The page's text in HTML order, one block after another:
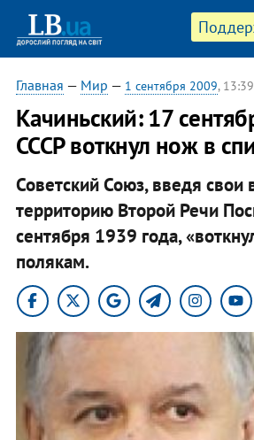
Главная — Мир — 1 сентября 2009, 13:39
Качиньский: 17
СССР воткнул нож в
Советский Союз, введя свои
территорию Второй Речи
сентября 1939 года,
полякам.